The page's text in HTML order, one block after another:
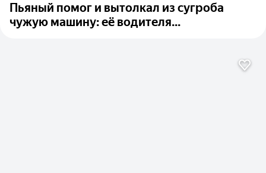
Пьяный помог и вытолкал из сугроба
чужую машину: её водителя...